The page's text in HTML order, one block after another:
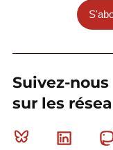
Suivez-nous
sur les
Bluesky